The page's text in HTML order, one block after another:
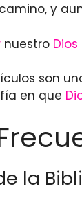
y
nuestro Dios
son
en que
la